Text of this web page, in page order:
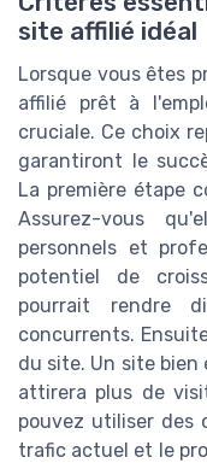
site affilié idéal
Lorsque vous êtes
affilié prêt à
cruciale. Ce choix
garantiront le
La première étape
Assurez-vous
personnels et
potentiel de
pourrait rendre
concurrents.
du site. Un site bien
attirera plus de
pouvez utiliser des
trafic actuel et le